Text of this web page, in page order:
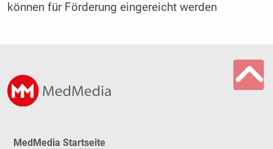
können für Förderung eingereicht werden
MedMedia Startseite